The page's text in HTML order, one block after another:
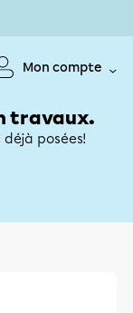
Mon compte
travaux.
posées!